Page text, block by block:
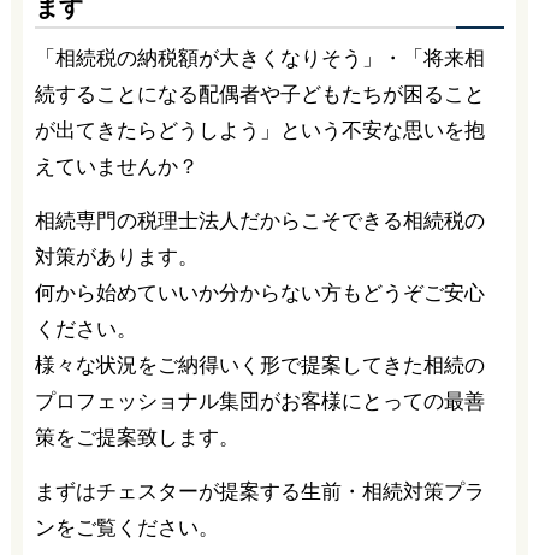
ます
「相続税の納税額が大きくなりそう」・「将来相
続することになる配偶者や子どもたちが困ること
が出てきたらどうしよう」という不安な思いを抱
えていませんか？
相続専門の税理士法人だからこそできる相続税の
対策があります。
何から始めていいか分からない方もどうぞご安心
ください。
様々な状況をご納得いく形で提案してきた相続の
プロフェッショナル集団がお客様にとっての最善
策をご提案致します。
まずはチェスターが提案する生前・相続対策プラ
ンをご覧ください。